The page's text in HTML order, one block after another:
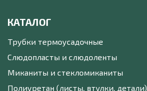
КАТАЛОГ
Трубки термоусадочные
Слюдопласты и слюдоленты
Миканиты и стекломиканиты
Полиуретан (листы, втулки, детали)